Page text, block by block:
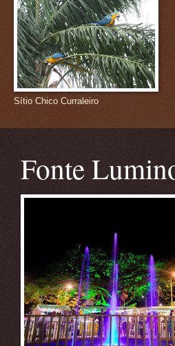
Sítio Chico Curraleiro
Fonte